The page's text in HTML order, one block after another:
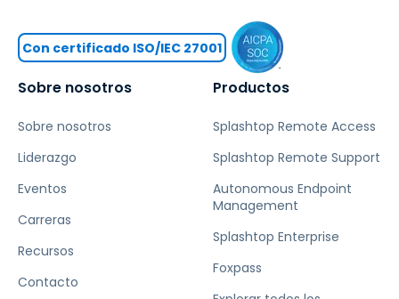
Sobre nosotros
Sobre nosotros
Liderazgo
Eventos
Carreras
Recursos
Contacto
Productos
Splashtop Remote Access
Splashtop Remote Support
Autonomous Endpoint
Management
Splashtop Enterprise
Foxpass
Con certificado ISO/IEC 27001